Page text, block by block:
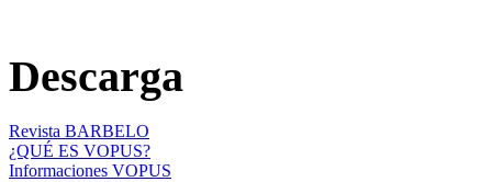
Descarga
Revista BARBELO
¿QUÉ ES VOPUS?
Informaciones VOPUS